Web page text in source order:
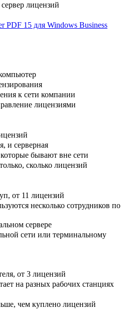
лицензий
PDF 15 для Windows Business
к сети компании
лицензиями
и серверная
бывают вне сети
сколько лицензий
от 11 лицензий
несколько сотрудников по
сервере
сети или терминальному
от 3 лицензий
на разных рабочих станциях
чем куплено лицензий